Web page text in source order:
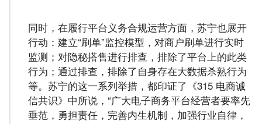
同时，在履行平台义务合规运营方面，苏宁也展开
行动：建立“刷单”监控模型，对商户刷单进行实时
监测；对隐秘搭售进行排查，排除了平台上的此类
行为；通过排查，排除了自身存在大数据杀熟行为
等。苏宁的这一系列举措，都印证了《315 电商诚
信共识》中所说，“广大电子商务平台经营者要率先
垂范，勇担责任，完善内生机制，加强行业自律，